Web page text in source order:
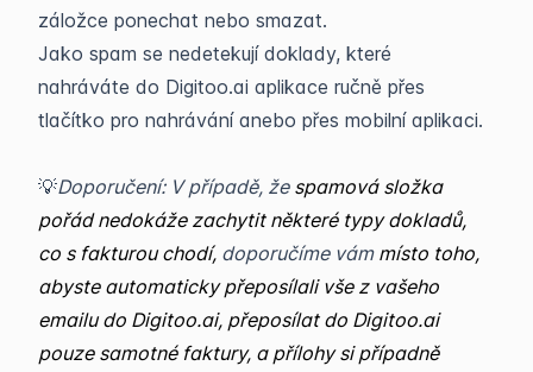
záložce ponechat nebo smazat.
Jako spam se nedetekují doklady, které
nahráváte do Digitoo.ai aplikace ručně přes
tlačítko pro nahrávání anebo přes mobilní aplikaci.
💡Doporučení: V případě, že spamová složka
pořád nedokáže zachytit některé typy dokladů,
co s fakturou chodí, doporučíme vámmísto toho,
abyste automaticky přeposílali vše z vašeho
emailu do Digitoo.ai, přeposílat do Digitoo.ai
pouze samotné faktury, a přílohy si případně